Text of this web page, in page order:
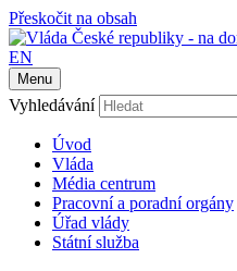
Přeskočit na obsah
EN
Menu
Vyhledávání
Úvod
Vláda
Média centrum
Pracovní a poradní orgány
Úřad vlády
Státní služba